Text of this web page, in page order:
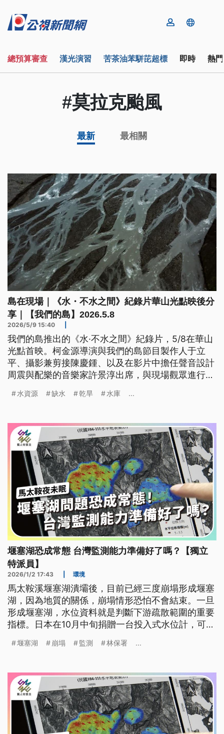
總預算審查 漢光演習 苦茶油苯駢芘超標 即時 熱
#莫拉克颱風
最新 最相關
島在現場｜《水・不水之間》紀錄片華山光點映後分
享｜【我們的島】2026.5.8
2026/5/9 15:40
我們的島推出的《水·不水之間》紀錄片，5/8在華山
光點首映。柯金源導演與我們的島節目製作人于立
平、攝影兼剪接陳慶鍾、以及在影片中擔任聲音設計
周震與配樂的音樂家許景淳出席，與現場觀眾進行映
水資源 缺水 乾旱 水庫 ...
堰塞湖恐成常態 台灣監測能力準備好了嗎？【獨立
特派員】
2026/1/2 17:43 環境
馬太鞍溪堰塞湖潰壩後，目前已經三度崩塌形成堰塞
湖，因為地質的關係，崩塌情形恐怕不會結束。一旦
形成堰塞湖，水位資料就是判斷下游疏散範圍的重要
指標。日本在10月中旬捐贈一台投入式水位計，可直
場，民間企業不會投入研發製造，因此取得不易。再
之外，堰塞湖的監測還包含邊坡位移、易崩地質等監
測項目，學者建議，台灣要審慎思考是否有必要投入
資源自主研發相關的監測項目。
堰塞湖 崩塌 監測 林保署 ...